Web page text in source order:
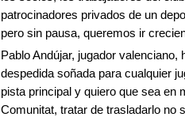
patrocinadores privados de un
pero sin pausa, queremos ir
Pablo Andújar, jugador
despedida soñada para cualquier
pista principal y quiero que sea en
Comunitat, tratar de trasladarlo no